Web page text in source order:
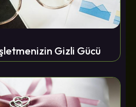
Gizli Gücü